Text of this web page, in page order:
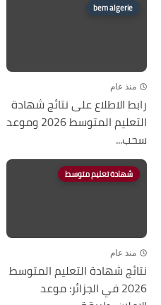
bem algerie
منذ عام
رابط الاطلاع على نتائج شهادة
التعليم المتوسط 2026 وموعد
سحب...
شهادة تعليم متوسط
منذ عام
نتائج شهادة التعليم المتوسط
2026 في الجزائر: موعد